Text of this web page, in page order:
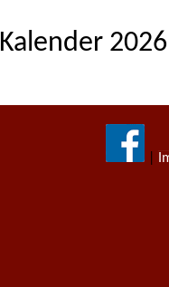
Kalender 2026